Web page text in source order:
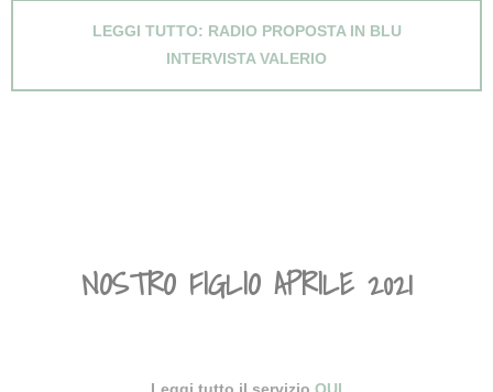
LEGGI TUTTO: RADIO PROPOSTA IN BLU
INTERVISTA VALERIO
NOSTRO FIGLIO APRILE 2021